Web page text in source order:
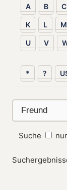
A B C
K L M
U V
* ?
Suche